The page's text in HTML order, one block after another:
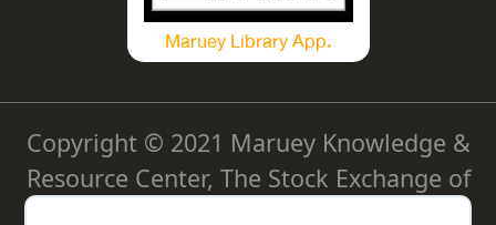
Maruey Library App.
Copyright © 2021 Maruey Knowledge &
Resource Center, The Stock Exchange of